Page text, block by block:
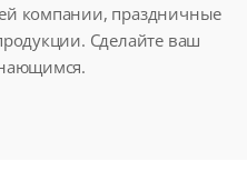
компании, праздничные
Сделайте ваш